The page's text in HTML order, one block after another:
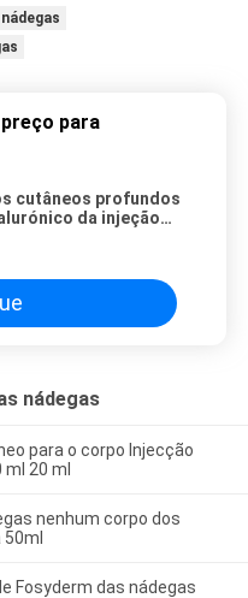
para
cutâneos profundos
da injeção
nádegas
para o corpo Injecção
20 ml
nenhum corpo dos
Fosyderm das nádegas